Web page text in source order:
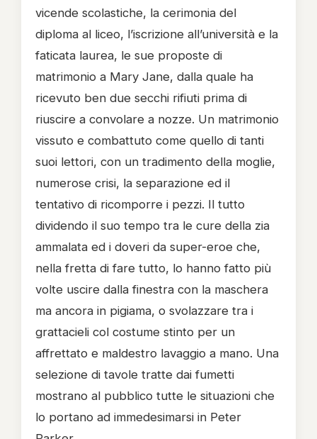
vicende scolastiche, la cerimonia del
diploma al liceo, l’iscrizione all’università e la
faticata laurea, le sue proposte di
matrimonio a Mary Jane, dalla quale ha
ricevuto ben due secchi rifiuti prima di
riuscire a convolare a nozze. Un matrimonio
vissuto e combattuto come quello di tanti
suoi lettori, con un tradimento della moglie,
numerose crisi, la separazione ed il
tentativo di ricomporre i pezzi. Il tutto
dividendo il suo tempo tra le cure della zia
ammalata ed i doveri da super-eroe che,
nella fretta di fare tutto, lo hanno fatto più
volte uscire dalla finestra con la maschera
ma ancora in pigiama, o svolazzare tra i
grattacieli col costume stinto per un
affrettato e maldestro lavaggio a mano. Una
selezione di tavole tratte dai fumetti
mostrano al pubblico tutte le situazioni che
lo portano ad immedesimarsi in Peter